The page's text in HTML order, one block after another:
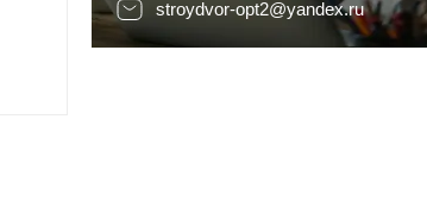
stroydvor-opt2@yandex.ru